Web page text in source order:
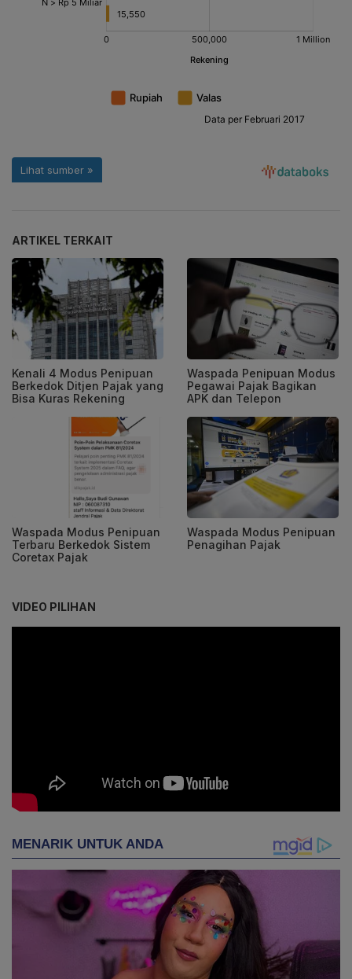
ARTIKEL TERKAIT
Kenali 4 Modus Penipuan
Berkedok Ditjen Pajak yang
Bisa Kuras Rekening
Waspada Penipuan Modus
Pegawai Pajak Bagikan
APK dan Telepon
Waspada Modus Penipuan
Terbaru Berkedok Sistem
Coretax Pajak
Waspada Modus Penipuan
Penagihan Pajak
VIDEO PILIHAN